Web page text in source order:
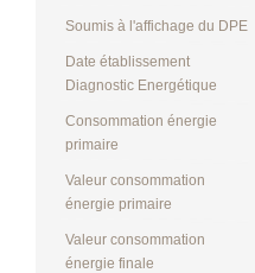
Soumis à l'affichage du DPE
Date établissement
Diagnostic Energétique
Consommation énergie
primaire
Valeur consommation
énergie primaire
Valeur consommation
énergie finale